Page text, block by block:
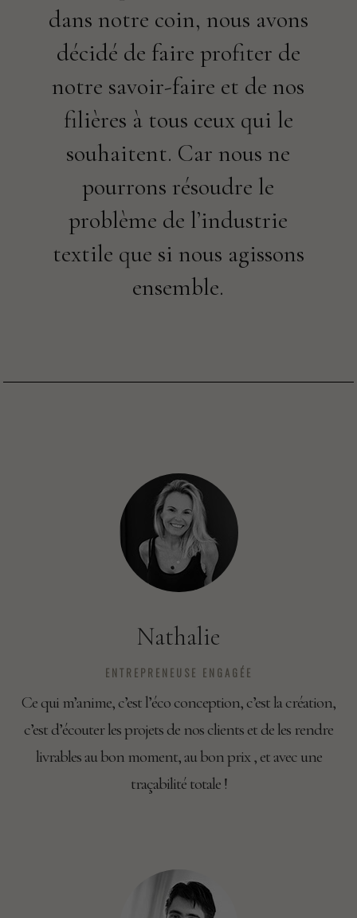
dans notre coin, nous avons
décidé de faire profiter de
notre savoir-faire et de nos
filières à tous ceux qui le
souhaitent. Car nous ne
pourrons résoudre le
problème de l’industrie
textile que si nous agissons
ensemble.
Nathalie
ENTREPRENEUSE ENGAGÉE
Ce qui m’anime, c’est l’éco conception, c’est la création,
c’est d’écouter les projets de nos clients et de les rendre
livrables au bon moment, au bon prix , et avec une
traçabilité totale !